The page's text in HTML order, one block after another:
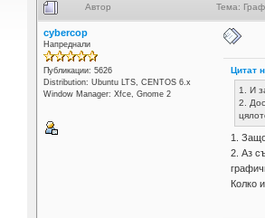
Автор Тема:
cybercop
Напреднали
Публикации: 5626
Distribution: Ubuntu LTS, CENTOS 6.x
Window Manager: Xfce, Gnome 2
Цитат
1. И
2.
1.
2. Аз
Колко